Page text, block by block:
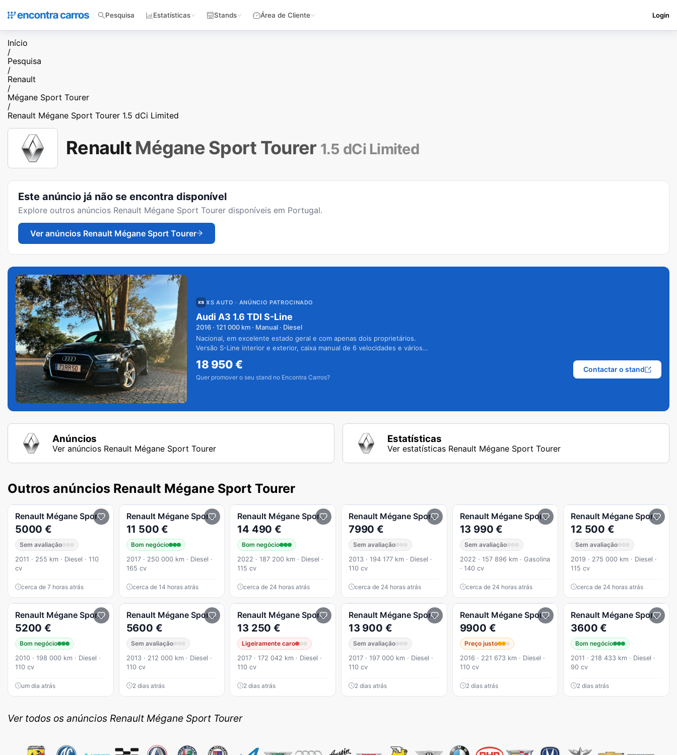
Pesquisa Estatísticas Stands Área de Cliente Login
Início
/
Pesquisa
/
Renault
/
Mégane Sport Tourer
/
Renault Mégane Sport Tourer 1.5 dCi Limited
Renault Mégane Sport Tourer 1.5 dCi Limited
Este anúncio já não se encontra disponível
Explore outros anúncios Renault Mégane Sport Tourer disponíveis em Portugal.
Ver anúncios Renault Mégane Sport Tourer
XS AUTO · ANÚNCIO PATROCINADO
Audi A3 1.6 TDI S-Line
2016 · 121 000 km · Manual · Diesel
Nacional, em excelente estado geral e com apenas dois proprietários.
Versão S-Line interior e exterior, caixa manual de 6 velocidades e vários
18 950€
Quer promover o seu stand no Encontra Carros?
Contactar o stand
Anúncios
Ver anúncios Renault Mégane Sport Tourer
Estatísticas
Ver estatísticas Renault Mégane Sport Tourer
Outros anúncios Renault Mégane Sport Tourer
Renault Mégane Sport Tourer
5000 €
Sem avaliação
2011 · 255 km · Diesel · 110
cv
cerca de 7 horas atrás
Renault Mégane Sport Tourer
11 500 €
Bom negócio
2017 · 250 000 km · Diesel ·
165 cv
cerca de 14 horas atrás
Renault Mégane Sport Tourer 1.5 Blue dCi Limited
14 490 €
Bom negócio
2022 · 187 200 km · Diesel ·
115 cv
cerca de 24 horas atrás
Renault Mégane Sport Tourer
7990 €
Sem avaliação
2013 · 194 177 km · Diesel ·
110 cv
cerca de 24 horas atrás
Renault Mégane Sport Tourer 1.3 TCe Techno
13 990 €
Sem avaliação
2022 · 157 896 km · Gasolina
· 140 cv
cerca de 24 horas atrás
Renault Mégane Sport Tourer
12 500 €
Sem avaliação
2019 · 275 000 km · Diesel ·
115 cv
cerca de 24 horas atrás
Renault Mégane Sport Tourer
5200 €
Bom negócio
2010 · 198 000 km · Diesel ·
110 cv
um dia atrás
Renault Mégane Sport Tourer 1.5 dCi GT Line
5600 €
Sem avaliação
2013 · 212 000 km · Diesel ·
110 cv
2 dias atrás
Renault Mégane Sport Tourer Limited 1.5DCI
13 250 €
Ligeiramente caro
2017 · 172 042 km · Diesel ·
110 cv
2 dias atrás
Renault Mégane Sport Tourer 1.5 dCi Dynamique S EDC
13 900 €
Sem avaliação
2017 · 197 000 km · Diesel ·
110 cv
2 dias atrás
Renault Mégane Sport Tourer
9900 €
Preço justo
2016 · 221 673 km · Diesel ·
110 cv
2 dias atrás
Renault Mégane Sport Tourer
3600 €
Bom negócio
2011 · 218 433 km · Diesel ·
90 cv
2 dias atrás
Ver todos os anúncios Renault Mégane Sport Tourer